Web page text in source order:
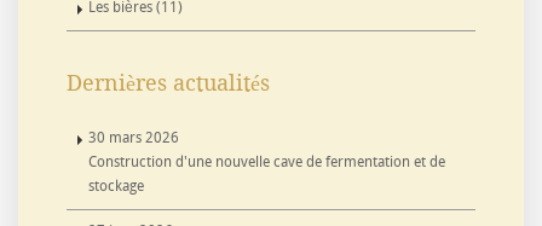
Les bières (11)
Dernières actualités
30 mars 2026
Construction d'une nouvelle cave de fermentation et de
stockage